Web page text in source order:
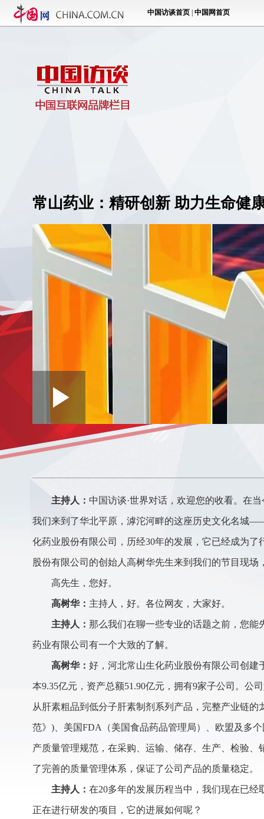
常山药业：精研创新 助力生命健
Play
Video
主持人： 中国访谈·世界对话，欢迎您的收看。在
我们来到了华北平原，滹沱河畔的这座历史文化名城
化药业股份有限公司，历经30年的发展，它已经成为
股份有限公司的创始人高树华先生来到我们的节目现
高先生，您好。
高树华： 主持人，好。各位网友，大家好。
主持人： 那么我们在聊一些专业的话题之前，您
药业有限公司有一个大致的了解。
高树华： 好，河北常山生化药业股份有限公司创建
本9.35亿元，资产总额51.90亿元，拥有9家子公司。公
从肝素粗品到低分子肝素制剂系列产品，完整产业链
范》)、美国FDA（美国食品药品管理局）、欧盟及多
产质量管理规范，在采购、运输、储存、生产、检验
了完善的质量管理体系，保证了公司产品的质量稳定。
主持人： 在20多年的发展历程当中，我们现在已
正在进行研发的项目，它的进展如何呢？